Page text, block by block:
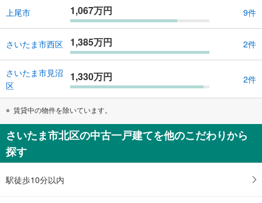
上尾市 1,067万円 9件
さいたま市西区 1,385万円 2件
さいたま市見沼
区
1,330万円 2件
賃貸中の物件を除いています。
さいたま市北区の中古一戸建てを他のこだわりから
探す
駅徒歩10分以内